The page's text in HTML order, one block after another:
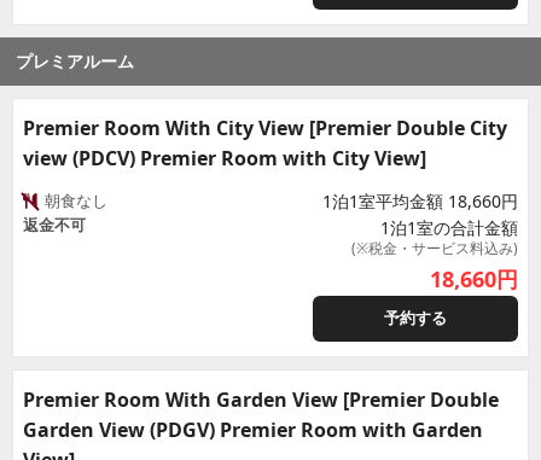
プレミアルーム
Premier Room With City View [Premier Double City
view (PDCV) Premier Room with City View]
朝食なし
返金不可
1泊1室平均金額 18,660円
1泊1室の合計金額
(※税金・サービス料込み)
18,660円
予約する
Premier Room With Garden View [Premier Double
Garden View (PDGV) Premier Room with Garden